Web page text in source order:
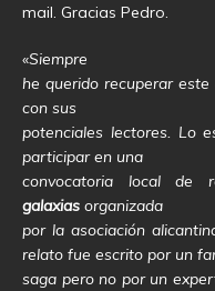
mail. Gracias Pedro.
«Siempre
he querido recuperar
con sus
potenciales lectores. Lo
participar en una
convocatoria local de
galaxias organizada
por la asociación
relato fue escrito por un
saga pero no por un